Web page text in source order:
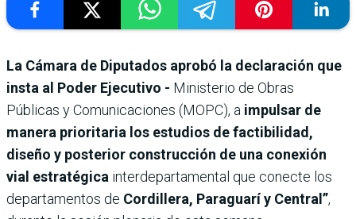
La Cámara de Diputados aprobó la declaración que
insta al Poder Ejecutivo - Ministerio de Obras
Públicas y Comunicaciones (MOPC), a impulsar de
manera prioritaria los estudios de factibilidad,
diseño y posterior construcción de una conexión
vial estratégica interdepartamental que conecte los
departamentos de Cordillera, Paraguarí y Central”,